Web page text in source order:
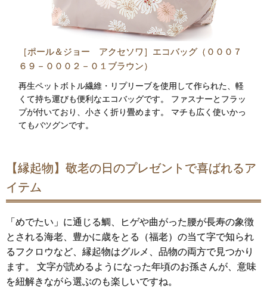
［ポール＆ジョー アクセソワ］エコバッグ（０００７
６９－０００２－０１ブラウン）
再生ペットボトル繊維・リプリーブを使用して作られた、軽
くて持ち運びも便利なエコバッグです。 ファスナーとフラッ
プが付いており、小さく折り畳めます。 マチも広く使いかっ
てもバツグンです。
【縁起物】敬老の日のプレゼントで喜ばれるア
イテム
「めでたい」に通じる鯛、ヒゲや曲がった腰が長寿の象徴
とされる海老、豊かに歳をとる（福老）の当て字で知られ
るフクロウなど、縁起物はグルメ、品物の両方で見つかり
ます。 文字が読めるようになった年頃のお孫さんが、意味
を紐解きながら選ぶのも楽しいですね。